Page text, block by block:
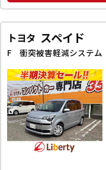
トヨタ スペイド